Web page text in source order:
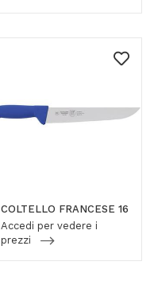
COLTELLO FRANCESE 16
Accedi per vedere i
prezzi